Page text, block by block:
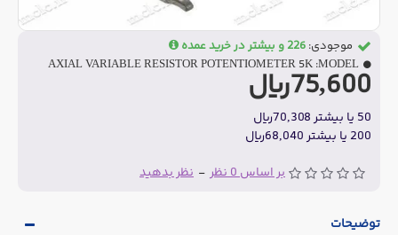
بر اساس 0 نظر - نظر بدهید
75,600ریال
50 یا بیشتر 70,308ریال
200 یا بیشتر 68,040ریال
موجودی: 226 و بیشتر در خرید عمده
MODEL:
AXIAL VARIABLE RESISTOR POTENTIOMETER 5K
توضیحات